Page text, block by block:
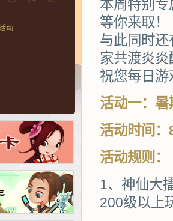
动
本周特别
等你来取！
与此同时
家共渡炎炎
祝您每日
活动一：
活动时间
活动规则：
1、神仙大
200级以上